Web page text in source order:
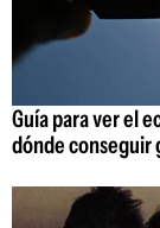
Guía para ver el
dónde conseguir